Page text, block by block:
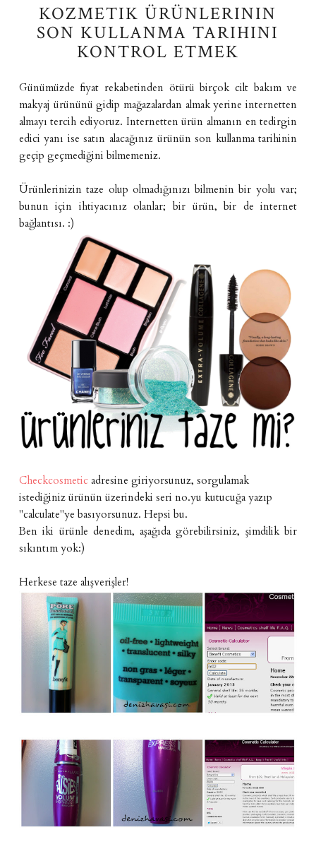
KOZMETIK ÜRÜNLERININ
SON KULLANMA TARIHINI
KONTROL ETMEK
Günümüzde fiyat rekabetinden ötürü birçok cilt bakım ve
makyaj ürününü gidip mağazalardan almak yerine internetten
almayı tercih ediyoruz. Internetten ürün almanın en tedirgin
edici yanı ise satın alacağınız ürünün son kullanma tarihinin
geçip geçmediğini bilmemeniz.
Ürünlerinizin taze olup olmadığınızı bilmenin bir yolu var;
bunun için ihtiyacınız olanlar; bir ürün, bir de internet
bağlantısı. :)
Checkcosmetic adresine giriyorsunuz, sorgulamak
istediğiniz ürünün üzerindeki seri no.yu kutucuğa yazıp
"calculate"ye basıyorsunuz. Hepsi bu.
Ben iki ürünle denedim, aşağıda görebilirsiniz, şimdilik bir
sıkıntım yok:)
Herkese taze alışverişler!